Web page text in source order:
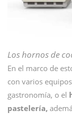
Los hornos de
En el marco de
con varios
gastronomía, o el
pastelería,